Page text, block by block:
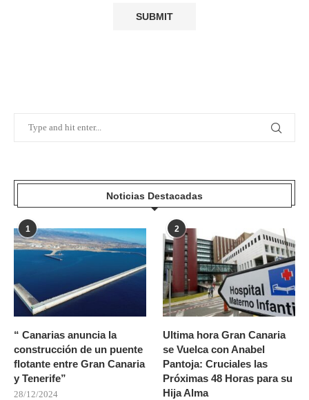
Noticias Destacadas
1
“ Canarias anuncia la
construcción de un puente
flotante entre Gran Canaria
y Tenerife”
28/12/2024
2
Ultima hora Gran Canaria
se Vuelca con Anabel
Pantoja: Cruciales las
Próximas 48 Horas para su
Hija Alma